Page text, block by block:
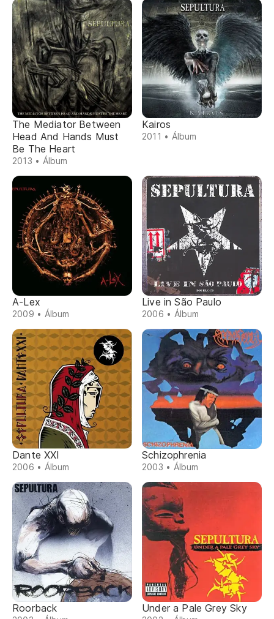
The Mediator Between
Head And Hands Must
Be The Heart
2013 • Álbum
Kairos
2011 • Álbum
A-Lex
2009 • Álbum
Live in São Paulo
2006 • Álbum
Dante XXI
2006 • Álbum
Schizophrenia
2003 • Álbum
Roorback Under a Pale Grey Sky